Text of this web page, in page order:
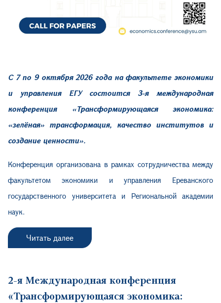
С 7 по 9 октября 2026 года на факультете экономики
и управления ЕГУ состоится 3-я международная
конференция «Трансформирующаяся экономика:
«зелёная» трансформация, качество институтов и
создание ценности».
Конференция организована в рамках сотрудничества между
факультетом экономики и управления Ереванского
государственного университета и Региональной академии
наук.
Читать далее
2-я Международная конференция
«Трансформирующаяся экономика: